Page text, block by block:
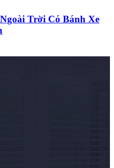
Trời Có Bánh Xe